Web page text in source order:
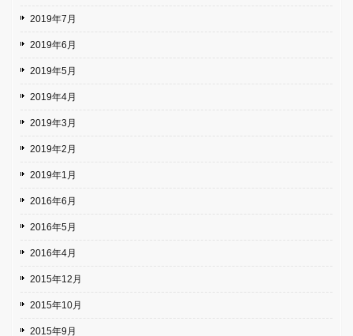
2019年7月
2019年6月
2019年5月
2019年4月
2019年3月
2019年2月
2019年1月
2016年6月
2016年5月
2016年4月
2015年12月
2015年10月
2015年9月